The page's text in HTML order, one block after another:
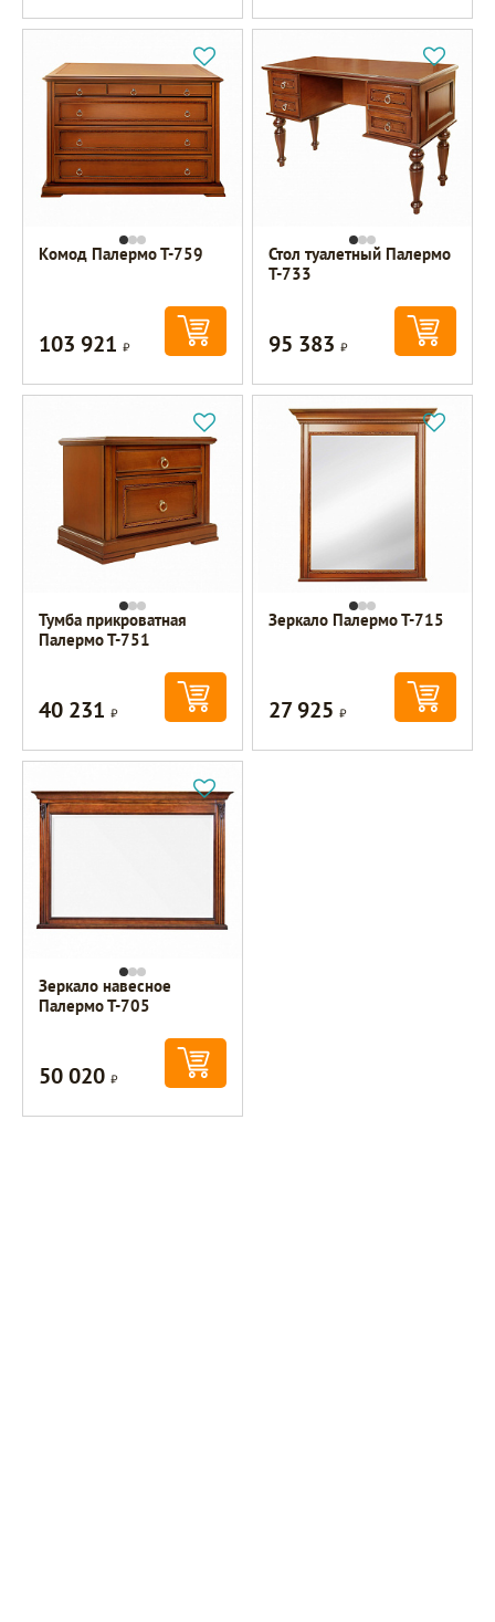
Комод Палермо Т-759
103 921Р
Стол туалетный Палермо
Т-733
95 383Р
Тумба прикроватная
Палермо Т-751
40 231Р
Зеркало Палермо Т-715
27 925Р
Зеркало навесное
Палермо Т-705
50 020Р